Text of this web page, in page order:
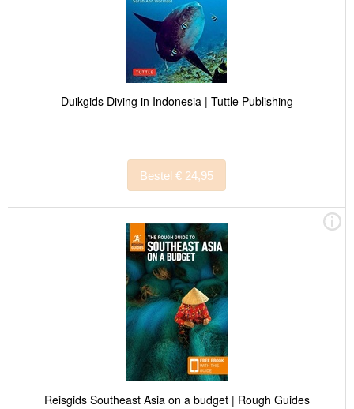
Duikgids Diving in Indonesia | Tuttle Publishing
Bestel € 24,95
Reisgids Southeast Asia on a budget | Rough Guides